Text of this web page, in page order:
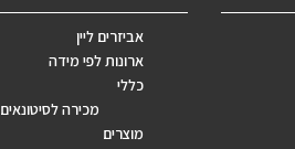
אביזרים ליין
ארונות לפי מידה
כללי
מכירה לסיטונאים
מוצרים